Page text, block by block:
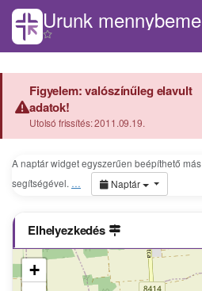
Figyelem: valószínűleg elavult
adatok!
Utolsó frissítés: 2011.09.19.
A naptár widget egyszerűen beépíthető
segítségével. … Naptár
Elhelyezkedés
+